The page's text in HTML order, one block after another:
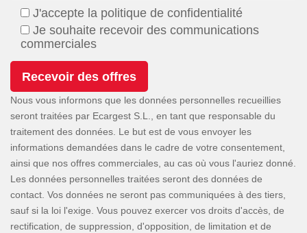
J'accepte la politique de confidentialité
Je souhaite recevoir des communications
commerciales
Nous vous informons que les données personnelles recueillies
seront traitées par Ecargest S.L., en tant que responsable du
traitement des données. Le but est de vous envoyer les
informations demandées dans le cadre de votre consentement,
ainsi que nos offres commerciales, au cas où vous l'auriez donné.
Les données personnelles traitées seront des données de
contact. Vos données ne seront pas communiquées à des tiers,
sauf si la loi l'exige. Vous pouvez exercer vos droits d'accès, de
rectification, de suppression, d'opposition, de limitation et de